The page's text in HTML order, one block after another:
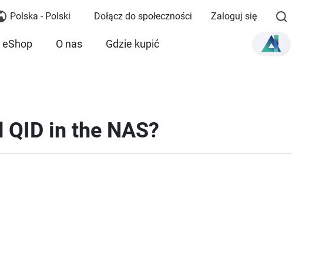
Polska - Polski Dołącz do społeczności Zaloguj się
eShop O nas Gdzie kupić
in the NAS?